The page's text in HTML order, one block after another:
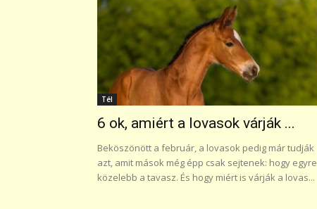
Tél
6 ok, amiért a lovasok várják ...
Beköszönött a február, a lovasok pedig már tudják
azt, amit mások még épp csak sejtenek: hogy egyre
közelebb a tavasz. És hogy miért is várják a lovas...